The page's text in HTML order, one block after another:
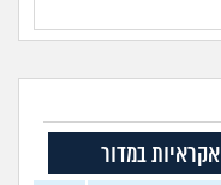
אקראיות במדור